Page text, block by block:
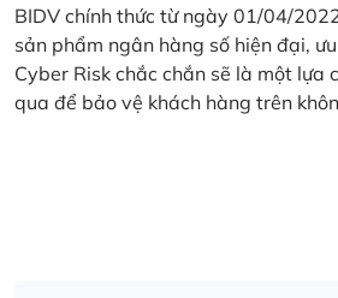
BIDV chính thức từ ngày 01/04/
sản phẩm ngân hàng số hiện đại,
Cyber Risk chắc chắn sẽ là một lựa
qua để bảo vệ khách hàng trên